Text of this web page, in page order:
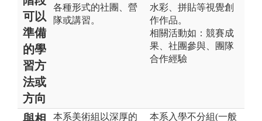
可以
準備
的學
習方
法或
方向
各種形式的社團、營
隊或講習。
水彩、拼貼等視覺創
作作品。
相關活動如：競賽成
果、社團參與、團隊
合作經驗
本系美術組以深厚的
本系入學不分組(一般